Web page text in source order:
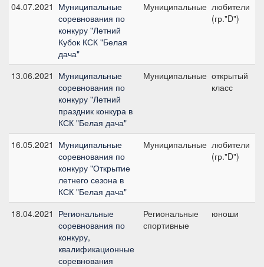
04.07.2021 Муниципальные
соревнования по
конкуру "Летний
Кубок КСК "Белая
дача"
Муниципальные любители
(гр."D")
13.06.2021 Муниципальные
соревнования по
конкуру "Летний
праздник конкура в
КСК "Белая дача"
Муниципальные открытый
класс
16.05.2021 Муниципальные
соревнования по
конкуру "Открытие
летнего сезона в
КСК "Белая дача"
Муниципальные любители
(гр."D")
18.04.2021 Региональные
соревнования по
конкуру,
квалификационные
соревнования
Региональные
спортивные
юноши